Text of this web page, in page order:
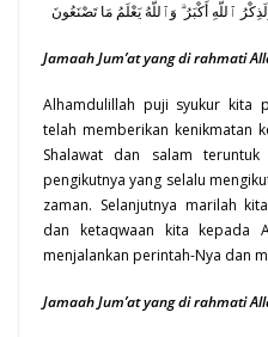
ٱللَّهِ أَكْبَرُ ۗ وَٱللَّهُ يَعْلَمُ مَا تَصْنَعُونَ
Jamaah Jum’at yang di rahmati
Alhamdulillah puji syukur kita
telah memberikan kenikmatan
Shalawat dan salam
pengikutnya yang selalu
zaman. Selanjutnya marilah
dan ketaqwaan kita kepada
menjalankan perintah-Nya dan
Jamaah Jum’at yang di rahmati